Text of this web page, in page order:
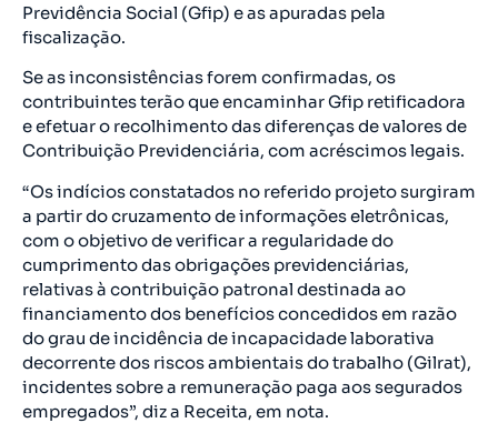
Previdência Social (Gfip) e as apuradas pela
fiscalização.
Se as inconsistências forem confirmadas, os
contribuintes terão que encaminhar Gfip retificadora
e efetuar o recolhimento das diferenças de valores de
Contribuição Previdenciária, com acréscimos legais.
“Os indícios constatados no referido projeto surgiram
a partir do cruzamento de informações eletrônicas,
com o objetivo de verificar a regularidade do
cumprimento das obrigações previdenciárias,
relativas à contribuição patronal destinada ao
financiamento dos benefícios concedidos em razão
do grau de incidência de incapacidade laborativa
decorrente dos riscos ambientais do trabalho (Gilrat),
incidentes sobre a remuneração paga aos segurados
empregados”, diz a Receita, em nota.